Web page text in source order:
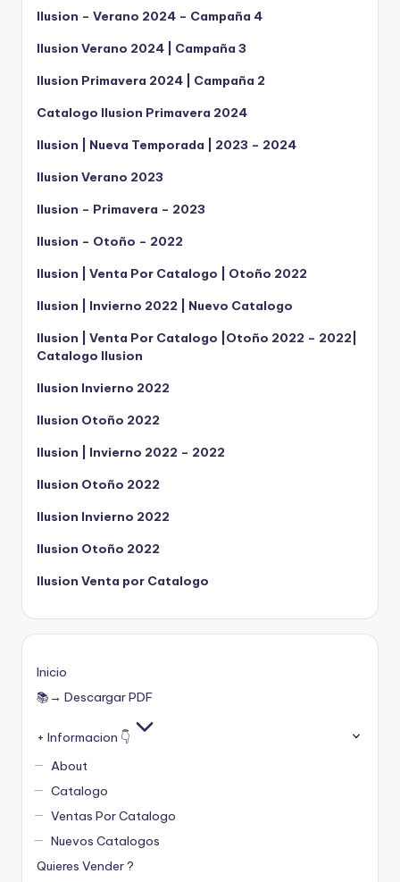
Ilusion – Verano 2024 – Campaña 4
Ilusion Verano 2024 | Campaña 3
Ilusion Primavera 2024 | Campaña 2
Catalogo Ilusion Primavera 2024
Ilusion | Nueva Temporada | 2023 – 2024
Ilusion Verano 2023
Ilusion – Primavera – 2023
Ilusion – Otoño – 2022
Ilusion | Venta Por Catalogo | Otoño 2022
Ilusion | Invierno 2022 | Nuevo Catalogo
Ilusion | Venta Por Catalogo |Otoño 2022 – 2022|
Catalogo Ilusion
Ilusion Invierno 2022
Ilusion Otoño 2022
Ilusion | Invierno 2022 – 2022
Ilusion Otoño 2022
Ilusion Invierno 2022
Ilusion Otoño 2022
Ilusion Venta por Catalogo
Inicio
📚→ Descargar PDF
+ Informacion 👇
About
Catalogo
Ventas Por Catalogo
Nuevos Catalogos
Quieres Vender ?